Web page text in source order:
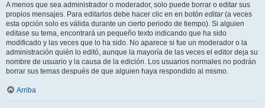
A menos que sea administrador o moderador, solo puede borrar o editar sus
propios mensajes. Para editarlos debe hacer clic en en botón editar(a veces
esta opción solo es válida durante un cierto periodo de tiempo). Si alguien
editase su tema, encontrará un pequeño texto indicando que ha sido
modificado y las veces que lo ha sido. No aparece si fue un moderador o la
administración quién lo editó, aunque la mayoría de las veces el editor deja su
nombre de usuario y la causa de la edición. Los usuarios normales no podrán
borrar sus temas después de que alguien haya respondido al mismo.
Arriba